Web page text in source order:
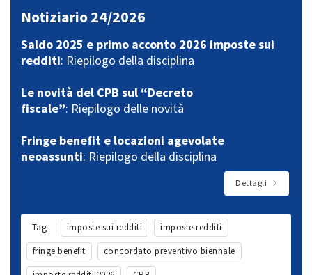
Notiziario 24/2026
Saldo 2025 e primo acconto 2026 imposte sui
redditi: Riepilogo della disciplina
Le novità del CPB sul “Decreto
fiscale”: Riepilogo delle novità
Fringe benefit e locazioni agevolate
neoassunti: Riepilogo della disciplina
Dettagli
Tag imposte sui redditi
imposte redditi
fringe benefit
concordato preventivo biennale